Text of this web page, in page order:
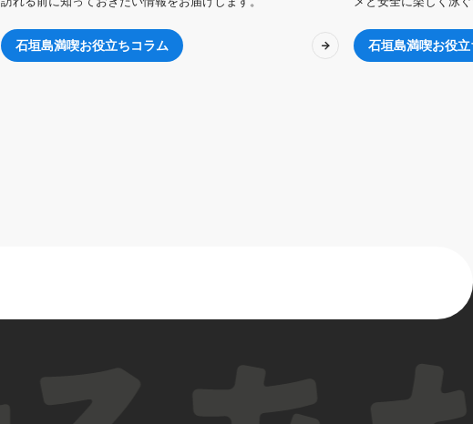
石垣島満喫お役立ちコラム 石垣島満喫お役